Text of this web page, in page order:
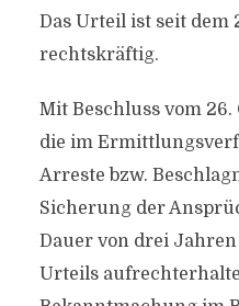
Das Urteil ist seit dem
rechtskräftig.
Mit Beschluss vom
die im
Arreste bzw.
Sicherung der
Dauer von drei
Urteils